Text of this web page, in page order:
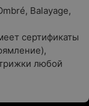
Balayage,
сертификаты
любой